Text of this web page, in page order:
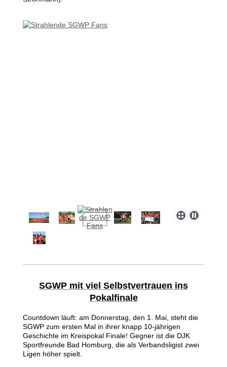
SGWP mit viel Selbstvertrauen ins
Pokalfinale
Countdown läuft: am Donnerstag, den 1. Mai, steht die
SGWP zum ersten Mal in ihrer knapp 10-jährigen
Geschichte im Kreispokal Finale! Gegner ist die DJK
Sportfreunde Bad Homburg, die als Verbandsligist zwei
Ligen höher spielt.